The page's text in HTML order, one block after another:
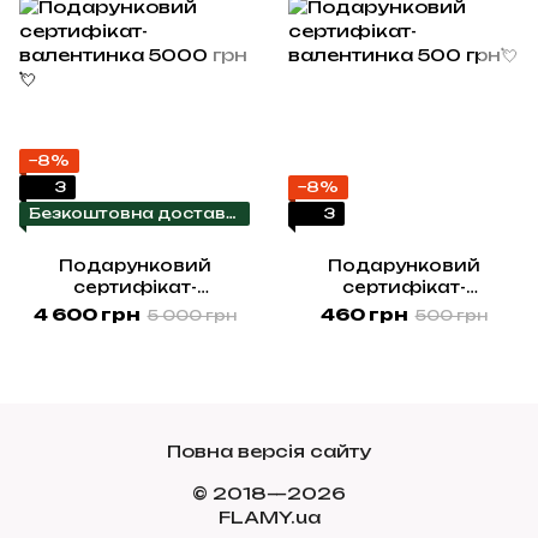
−8%
3
Безкоштовна доставка
Подарунковий
сертифікат-
валентинка 5000 грн💘
4 600 грн 5 000 грн
−8%
3
Подарунковий
сертифікат-
валентинка 500 грн💘
460 грн 500 грн
Повна версія сайту
© 2018—2026
FLAMY.ua